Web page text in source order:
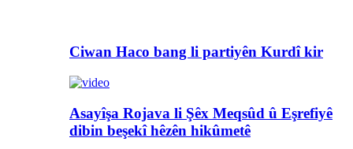
Ciwan Haco bang li partiyên Kurdî kir
Asayîşa Rojava li Şêx Meqsûd û Eşrefiyê
dibin beşekî hêzên hikûmetê